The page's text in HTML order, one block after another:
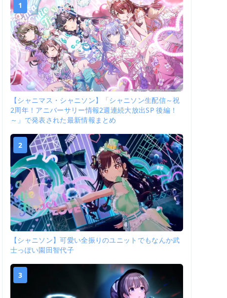
1
【シャニマス・シャニソン】「シャニソン生配信～祝
2周年！アニバーサリー情報2週連続大放出SP 後編！
～」で発表された最新情報まとめ
2
【シャニソン】可愛い全振りのユニットでもなんか武
士っぽい園田智代子
3